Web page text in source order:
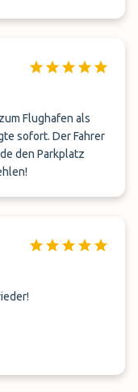
Flughafen als
sofort. Der Fahrer
den Parkplatz